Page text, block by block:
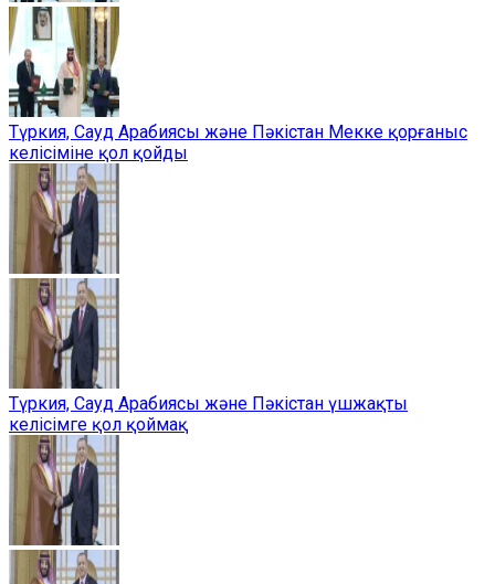
Түркия, Сауд Арабиясы және Пәкістан Мекке қорғаныс
келісіміне қол қойды
Түркия, Сауд Арабиясы және Пәкістан үшжақты
келісімге қол қоймақ